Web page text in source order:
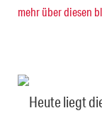
mehr über diesen
Heute liegt